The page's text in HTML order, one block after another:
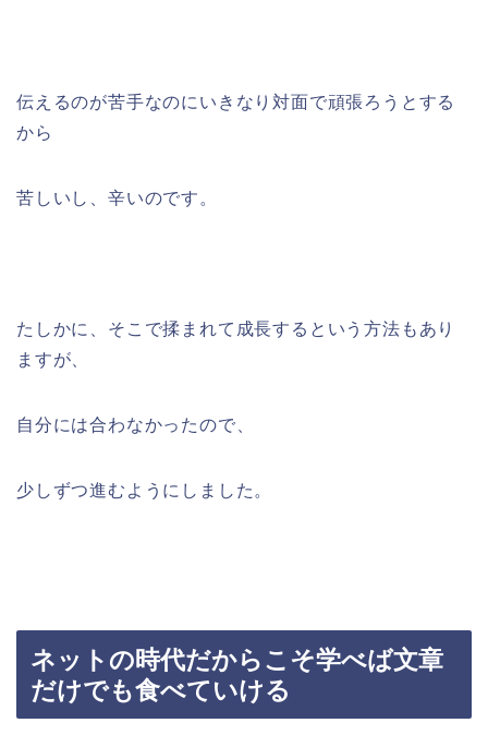
伝えるのが苦手なのにいきなり対面で頑張ろうとする
から
苦しいし、辛いのです。
たしかに、そこで揉まれて成長するという方法もあり
ますが、
自分には合わなかったので、
少しずつ進むようにしました。
ネットの時代だからこそ学べば文章
だけでも食べていける